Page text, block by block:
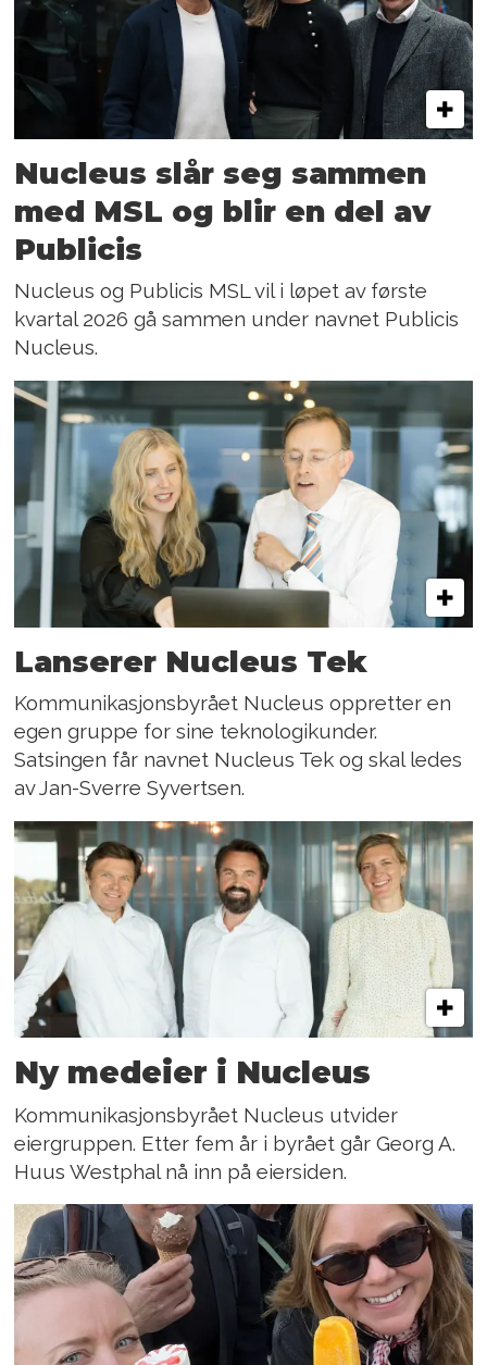
Nucleus slår seg sammen
med MSL og blir en del av
Publicis
Nucleus og Publicis MSL vil i løpet av første
kvartal 2026 gå sammen under navnet Publicis
Nucleus.
Lanserer Nucleus Tek
Kommunikasjonsbyrået Nucleus oppretter en
egen gruppe for sine teknologikunder.
Satsingen får navnet Nucleus Tek og skal ledes
av Jan-Sverre Syvertsen.
Ny medeier i Nucleus
Kommunikasjonsbyrået Nucleus utvider
eiergruppen. Etter fem år i byrået går Georg A.
Huus Westphal nå inn på eiersiden.